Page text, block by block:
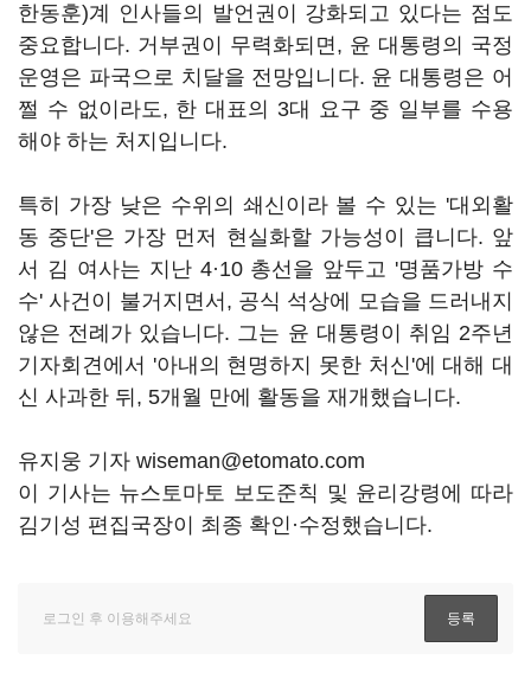
한동훈)계 인사들의 발언권이 강화되고 있다는 점도
중요합니다. 거부권이 무력화되면, 윤 대통령의 국정
운영은 파국으로 치달을 전망입니다. 윤 대통령은 어
쩔 수 없이라도, 한 대표의 3대 요구 중 일부를 수용
해야 하는 처지입니다.
특히 가장 낮은 수위의 쇄신이라 볼 수 있는 '대외활
동 중단'은 가장 먼저 현실화할 가능성이 큽니다. 앞
서 김 여사는 지난 4·10 총선을 앞두고 '명품가방 수
수' 사건이 불거지면서, 공식 석상에 모습을 드러내지
않은 전례가 있습니다. 그는 윤 대통령이 취임 2주년
기자회견에서 '아내의 현명하지 못한 처신'에 대해 대
신 사과한 뒤, 5개월 만에 활동을 재개했습니다.
유지웅 기자 wiseman@etomato.com
이 기사는 뉴스토마토 보도준칙 및 윤리강령에 따라
김기성 편집국장이 최종 확인·수정했습니다.